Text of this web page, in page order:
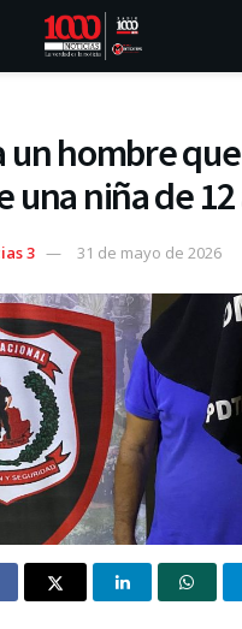
un hombre
una niña de
3 31 de mayo de 2026